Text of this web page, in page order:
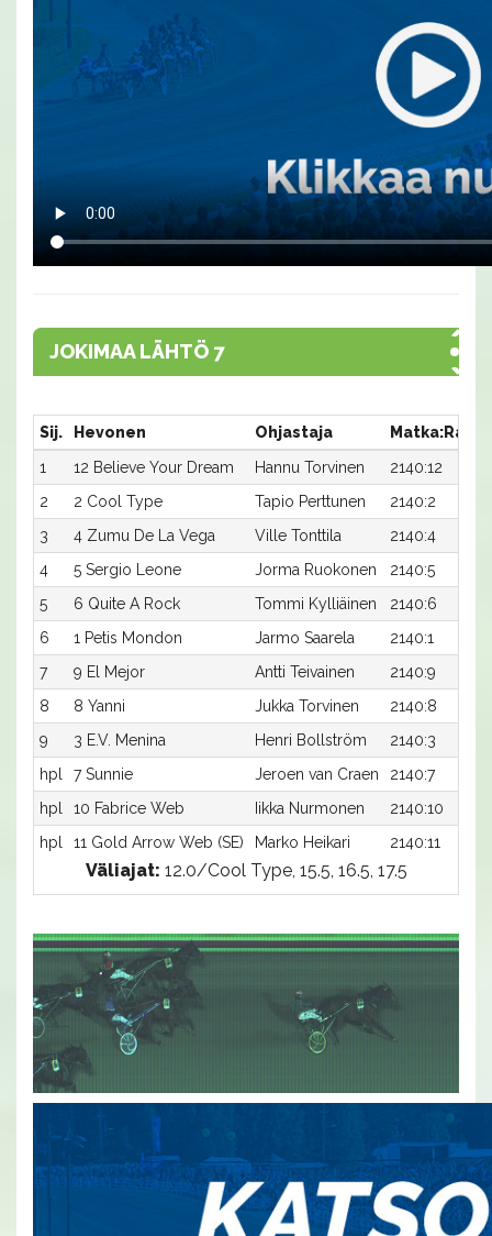
JOKIMAA LÄHTÖ 7
Sij. Hevonen Ohjastaja
Matka:Rata
1
12 Believe Your Dream Hannu Torvinen
2140:12
2
2 Cool Type Tapio Perttunen
2140:2
3
4 Zumu De La Vega Ville Tonttila
2140:4
4
5 Sergio Leone Jorma Ruokonen
2140:5
5
6 Quite A Rock Tommi Kylliäinen
2140:6
6
1 Petis Mondon Jarmo Saarela
2140:1
7
9 El Mejor Antti Teivainen
2140:9
8
8 Yanni Jukka Torvinen
2140:8
9
3 E.V. Menina Henri Bollström
2140:3
hpl
7 Sunnie Jeroen van Craen
2140:7
hpl
10 Fabrice Web Iikka Nurmonen
2140:10
hpl
11 Gold Arrow Web (SE) Marko Heikari 2140:11
Väliajat: 12.0/Cool Type, 15.5, 16.5, 17.5